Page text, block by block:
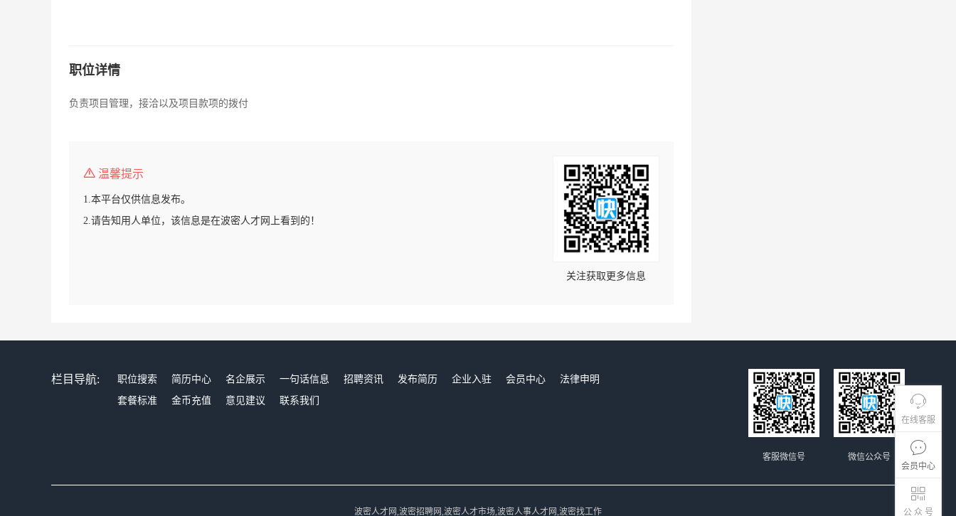
在线客服
会员中心
公 众 号
职位详情
负责项目管理，接洽以及项目款项的拨付
温馨提示
1.本平台仅供信息发布。
2.请告知用人单位，该信息是在波密人才网上看到的！
关注获取更多信息
栏目导航: 职位搜索 简历中心 名企展示 一句话信息 招聘资讯 发布简历 企业入驻 会员中心
法律申明
套餐标准
金币充值 意见建议 联系我们
微信公众号
客服微信号
波密人才网,波密招聘网,波密人才市场,波密人事人才网,波密找工作